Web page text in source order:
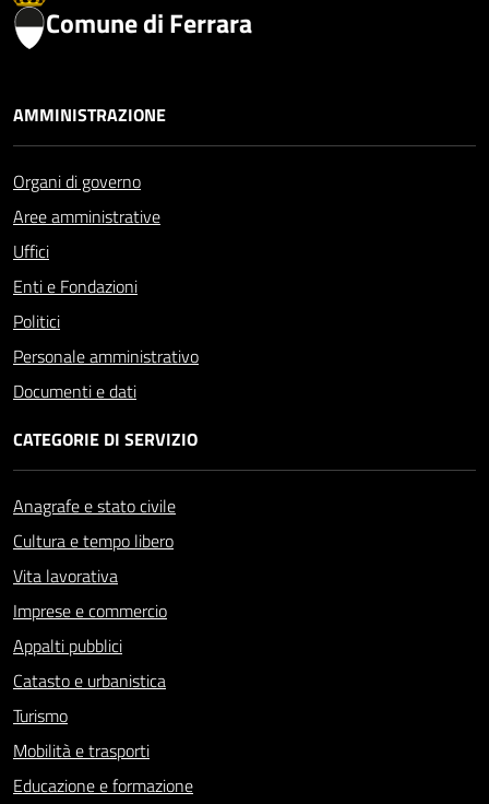
Comune di Ferrara
AMMINISTRAZIONE
Organi di governo
Aree amministrative
Uffici
Enti e Fondazioni
Politici
Personale amministrativo
Documenti e dati
CATEGORIE DI SERVIZIO
Anagrafe e stato civile
Cultura e tempo libero
Vita lavorativa
Imprese e commercio
Appalti pubblici
Catasto e urbanistica
Turismo
Mobilità e trasporti
Educazione e formazione